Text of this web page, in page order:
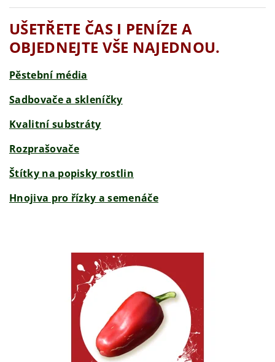
UŠETŘETE ČAS I PENÍZE A
OBJEDNEJTE VŠE NAJEDNOU.
Pěstební média
Sadbovače a skleníčky
Kvalitní substráty
Rozprašovače
Štítky na popisky rostlin
Hnojiva pro řízky a semenáče